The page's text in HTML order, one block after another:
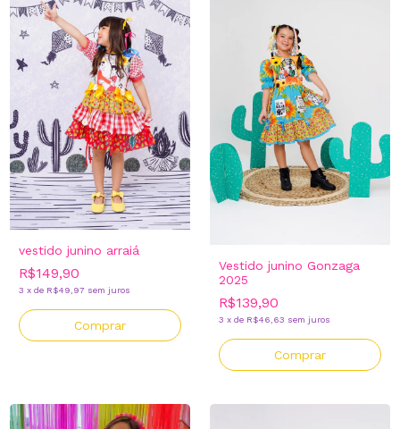
vestido junino arraiá
R$149,90
3 x de R$49,97 sem juros
Comprar
Vestido junino Gonzaga
2025
R$139,90
3 x de R$46,63 sem juros
Comprar